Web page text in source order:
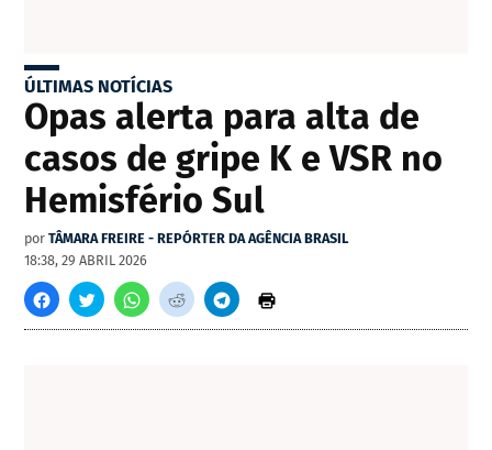
ÚLTIMAS NOTÍCIAS
Opas alerta para alta de
casos de gripe K e VSR no
Hemisfério Sul
por TÂMARA FREIRE - REPÓRTER DA AGÊNCIA BRASIL
18:38, 29 ABRIL 2026